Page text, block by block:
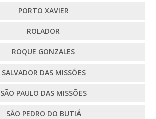
PORTO XAVIER
ROLADOR
ROQUE GONZALES
SALVADOR DAS MISSÕES
SÃO PAULO DAS MISSÕES
SÃO PEDRO DO BUTIÁ